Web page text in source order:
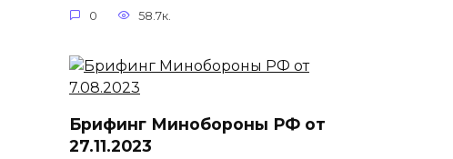
0 58.7к.
Брифинг Минобороны РФ от
27.11.2023